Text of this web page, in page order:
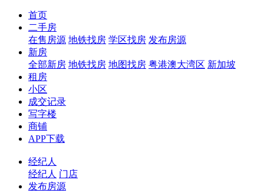
首页
二手房
在售房源 地铁找房 学区找房 发布房源
新房
全部新房 地铁找房 地图找房 粤港澳大湾区 新加坡
租房
小区
成交记录
写字楼
商铺
APP下载
经纪人
经纪人 门店
发布房源